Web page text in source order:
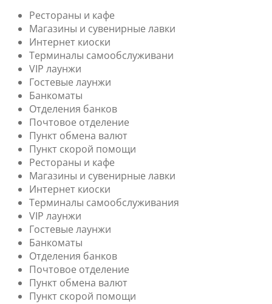
Рестораны и кафе
Магазины и сувенирные лавки
Интернет киоски
Терминалы самообслуживани
VIP лаунжи
Гостевые лаунжи
Банкоматы
Отделения банков
Почтовое отделение
Пункт обмена валют
Пункт скорой помощи
Рестораны и кафе
Магазины и сувенирные лавки
Интернет киоски
Терминалы самообслуживания
VIP лаунжи
Гостевые лаунжи
Банкоматы
Отделения банков
Почтовое отделение
Пункт обмена валют
Пункт скорой помощи